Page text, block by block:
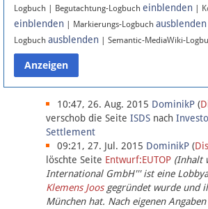
Anmelden
Datenschutz
Über Lobbypedia
Impressum
Logbuch | Begutachtung-Logbuch einblenden |
einblenden | Markierungs-Logbuch ausblenden
Logbuch ausblenden | Semantic-MediaWiki-
10:47, 26. Aug. 2015 DominikP (
verschob die Seite ISDS nach
Settlement
09:21, 27. Jul. 2015 DominikP (
löschte Seite Entwurf:EUTOP (Inhalt
International GmbH''' ist eine
Klemens Joosgegründet wurde und
München hat. Nach eigenen